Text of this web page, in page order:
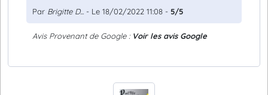
Par Brigitte D... - Le 18/02/2022 11:08 - 5/5
Avis Provenant de Google : Voir les avis Google